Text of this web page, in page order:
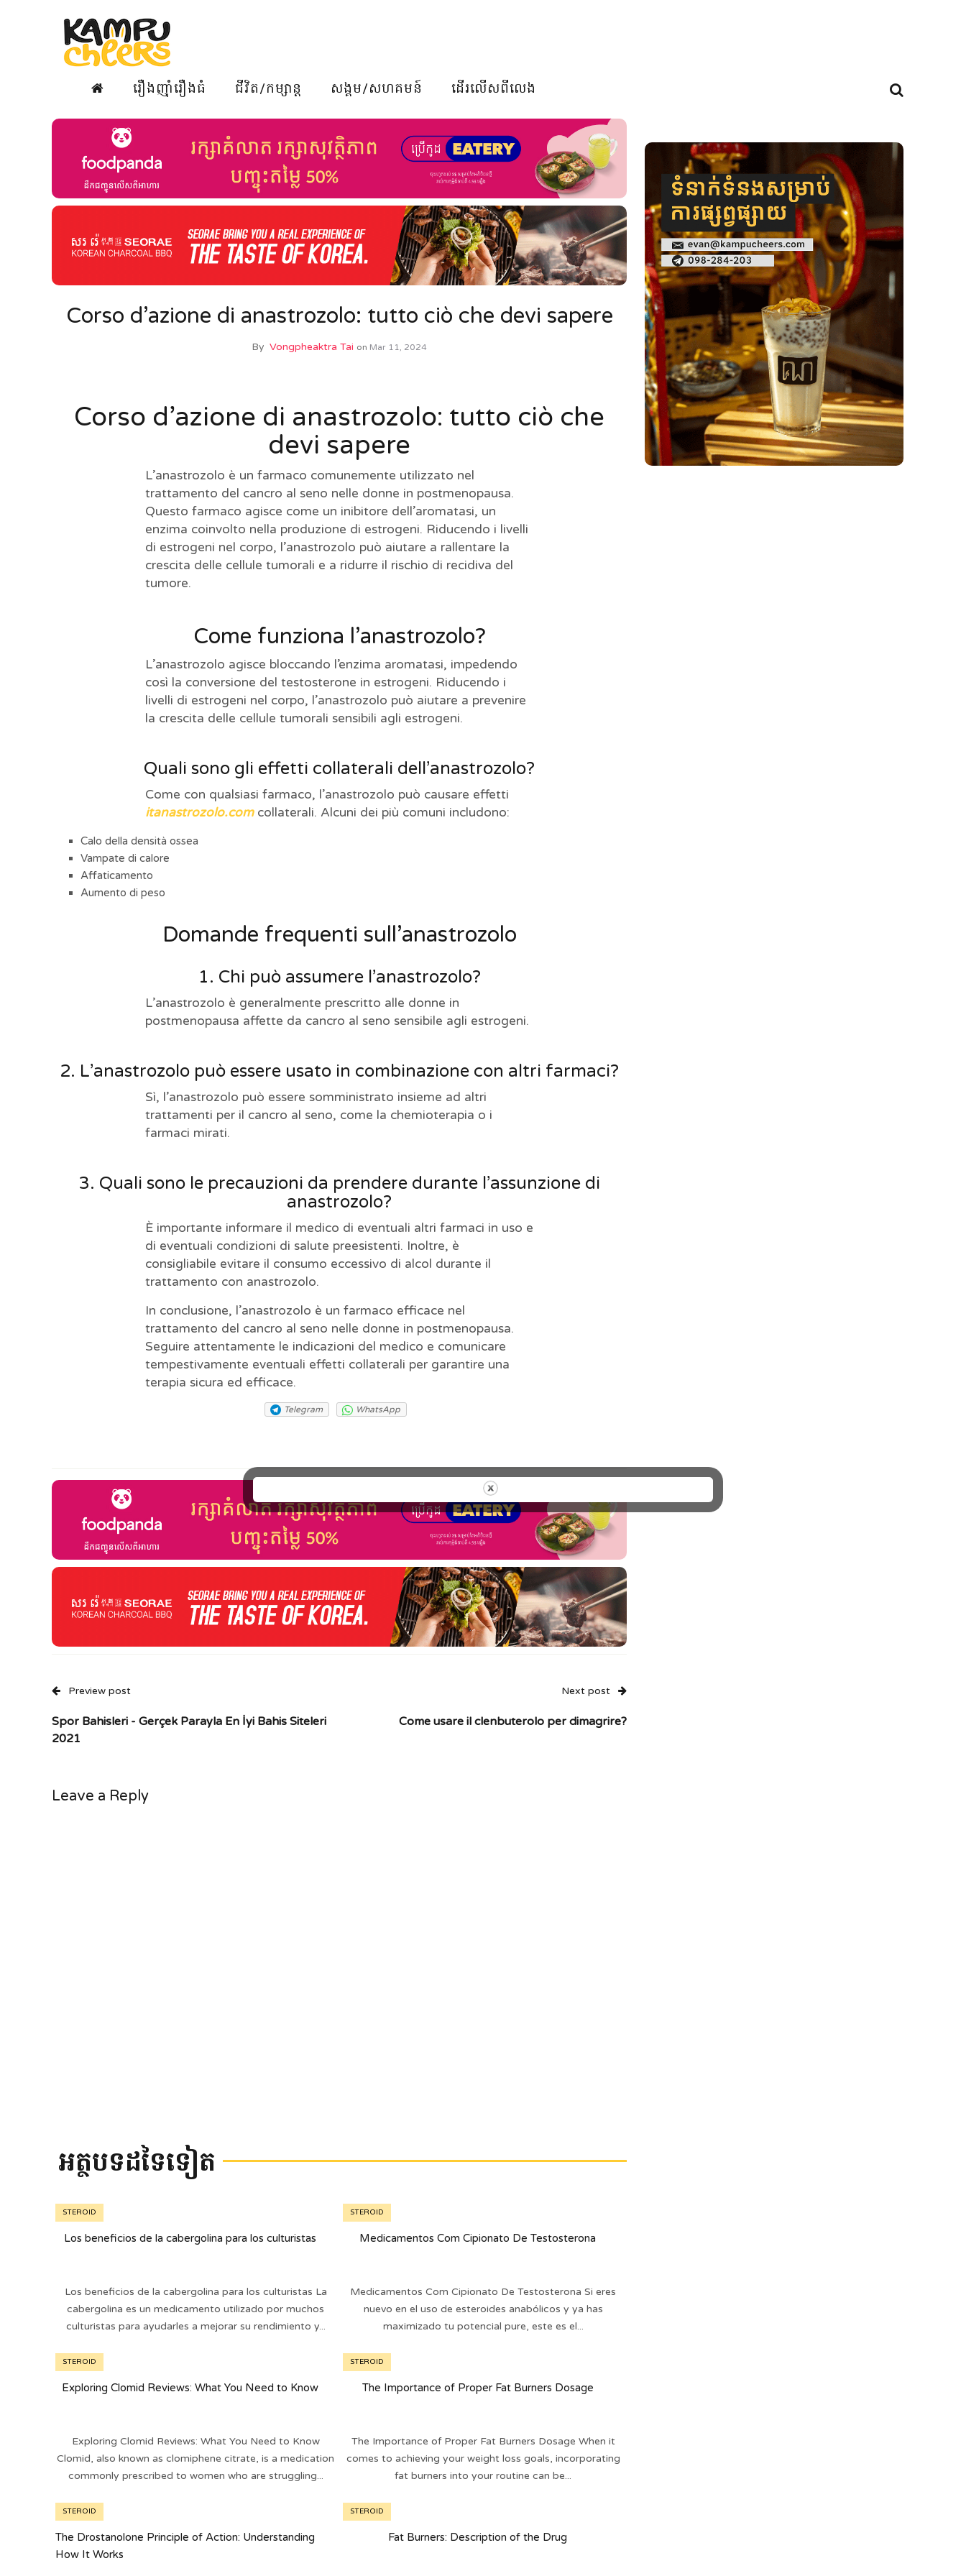
រឿងញ៉ាំរឿងធំ ជីវិត/កម្សាន្ត សង្គម/សហគមន៍ ដើរលើសពីលេង
Corso d’azione di anastrozolo: tutto ciò che devi sapere
By Vongpheaktra Tai on Mar 11, 2024
Corso d’azione di anastrozolo: tutto ciò che
devi sapere
L’anastrozolo è un farmaco comunemente utilizzato nel
trattamento del cancro al seno nelle donne in postmenopausa.
Questo farmaco agisce come un inibitore dell’aromatasi, un
enzima coinvolto nella produzione di estrogeni. Riducendo i livelli
di estrogeni nel corpo, l’anastrozolo può aiutare a rallentare la
crescita delle cellule tumorali e a ridurre il rischio di recidiva del
tumore.
Come funziona l’anastrozolo?
L’anastrozolo agisce bloccando l’enzima aromatasi, impedendo
così la conversione del testosterone in estrogeni. Riducendo i
livelli di estrogeni nel corpo, l’anastrozolo può aiutare a prevenire
la crescita delle cellule tumorali sensibili agli estrogeni.
Quali sono gli effetti collaterali dell’anastrozolo?
Come con qualsiasi farmaco, l’anastrozolo può causare effetti
itanastrozolo.comcollaterali. Alcuni dei più comuni includono:
Calo della densità ossea
Vampate di calore
Affaticamento
Aumento di peso
Domande frequenti sull’anastrozolo
1. Chi può assumere l’anastrozolo?
L’anastrozolo è generalmente prescritto alle donne in
postmenopausa affette da cancro al seno sensibile agli estrogeni.
2. L’anastrozolo può essere usato in combinazione con altri farmaci?
Sì, l’anastrozolo può essere somministrato insieme ad altri
trattamenti per il cancro al seno, come la chemioterapia o i
farmaci mirati.
3. Quali sono le precauzioni da prendere durante l’assunzione di
anastrozolo?
È importante informare il medico di eventuali altri farmaci in uso e
di eventuali condizioni di salute preesistenti. Inoltre, è
consigliabile evitare il consumo eccessivo di alcol durante il
trattamento con anastrozolo.
In conclusione, l’anastrozolo è un farmaco efficace nel
trattamento del cancro al seno nelle donne in postmenopausa.
Seguire attentamente le indicazioni del medico e comunicare
tempestivamente eventuali effetti collaterali per garantire una
terapia sicura ed efficace.
Telegram WhatsApp
Preview post
Spor Bahisleri - Gerçek Parayla En İyi Bahis Siteleri
2021
Next post
Come usare il clenbuterolo per dimagrire?
Leave a Reply
អត្ថបទដទៃទៀត
STEROID
Los beneficios de la cabergolina para los culturistas
Los beneficios de la cabergolina para los culturistas La
cabergolina es un medicamento utilizado por muchos
culturistas para ayudarles a mejorar su rendimiento y...
STEROID
Medicamentos Com Cipionato De Testosterona
Medicamentos Com Cipionato De Testosterona Si eres
nuevo en el uso de esteroides anabólicos y ya has
maximizado tu potencial pure, este es el...
STEROID
Exploring Clomid Reviews: What You Need to Know
Exploring Clomid Reviews: What You Need to Know
Clomid, also known as clomiphene citrate, is a medication
commonly prescribed to women who are struggling...
STEROID
The Importance of Proper Fat Burners Dosage
The Importance of Proper Fat Burners Dosage When it
comes to achieving your weight loss goals, incorporating
fat burners into your routine can be...
STEROID
The Drostanolone Principle of Action: Understanding
How It Works
STEROID
Fat Burners: Description of the Drug